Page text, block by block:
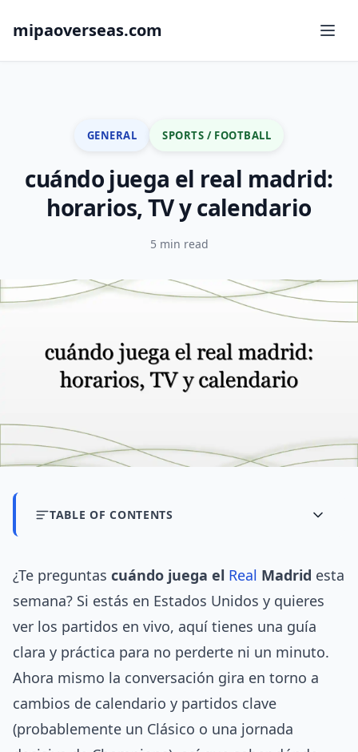
mipaoverseas.com
GENERAL SPORTS / FOOTBALL
cuándo juega el real madrid:
horarios, TV y calendario
5 min read
TABLE OF CONTENTS
¿Te preguntas cuándo juega el Real Madrid esta
semana? Si estás en Estados Unidos y quieres
ver los partidos en vivo, aquí tienes una guía
clara y práctica para no perderte ni un minuto.
Ahora mismo la conversación gira en torno a
cambios de calendario y partidos clave
(probablemente un Clásico o una jornada